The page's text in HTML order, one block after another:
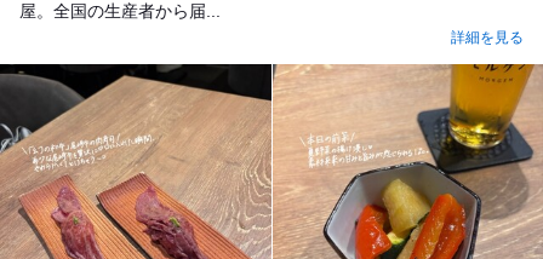
屋。全国の生産者から届...
詳細を見る